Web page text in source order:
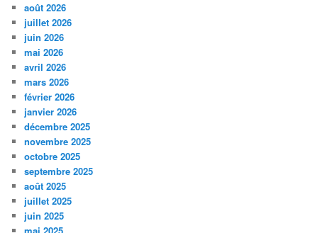
août 2026
juillet 2026
juin 2026
mai 2026
avril 2026
mars 2026
février 2026
janvier 2026
décembre 2025
novembre 2025
octobre 2025
septembre 2025
août 2025
juillet 2025
juin 2025